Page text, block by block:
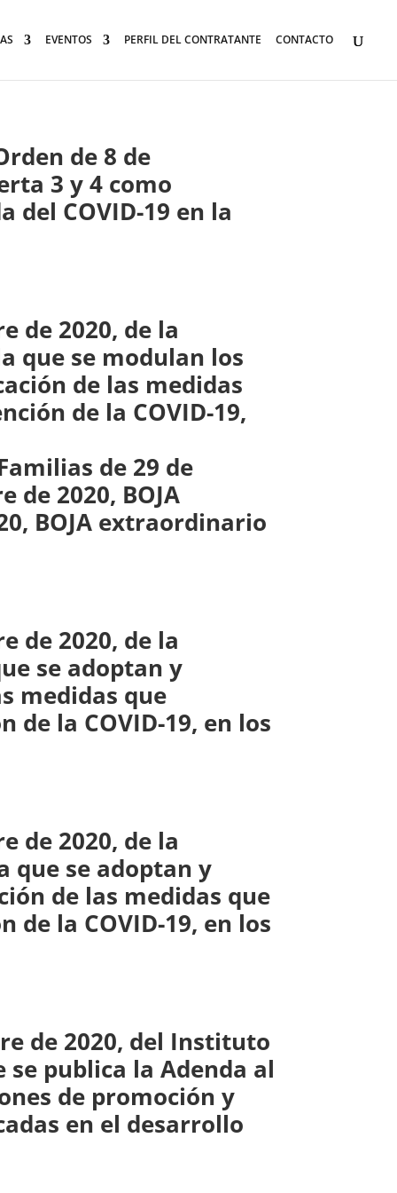
EVENTOS PERFIL DEL CONTRATANTE CONTACTO
de 8 de
3 y 4 como
COVID-19 en la
de 2020, de la
que se modulan los
de las medidas
de la COVID-19,
de 29 de
de 2020, BOJA
BOJA extraordinario
de 2020, de la
se adoptan y
medidas que
la COVID-19, en los
de 2020, de la
que se adoptan y
de las medidas que
la COVID-19, en los
de 2020, del Instituto
publica la Adenda al
de promoción y
en el desarrollo